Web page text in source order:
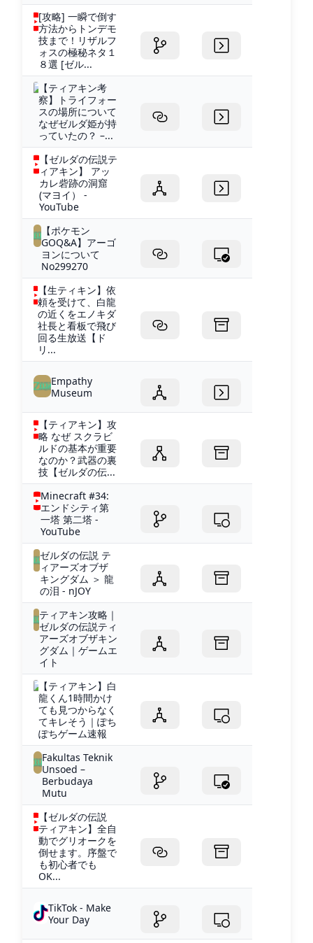
[攻略] 一瞬で倒す
方法からトンデモ
技まで！リザルフ
ォスの極秘ネタ１
８選 [ゼル...
【ティアキン考
察】トライフォー
スの場所について
なぜゼルダ姫が持
っていたの？ –...
【ゼルダの伝説テ
ィアキン】 アッ
カレ砦跡の洞窟
(マヨイ） -
YouTube
【ポケモン
GOQ&A】アーゴ
ヨンについて
No299270
【生ティキン】依
頼を受けて、白龍
の近くをエノキダ
社長と看板で飛び
回る生放送【ド
リ...
Empathy
Museum
【ティアキン】攻
略 なぜ スクラビ
ルドの基本が重要
なのか？武器の裏
技【ゼルダの伝...
Minecraft #34:
エンドシティ第
一塔 第二塔 -
YouTube
ゼルダの伝説 テ
ィアーズオブザ
キングダム ＞ 龍
の泪 - nJOY
ティアキン攻略｜
ゼルダの伝説ティ
アーズオブザキン
グダム｜ゲームエ
イト
【ティアキン】白
龍くん1時間かけ
ても見つからなく
てキレそう｜ぽち
ぽちゲーム速報
Fakultas Teknik
Unsoed –
Berbudaya
Mutu
【ゼルダの伝説
ティアキン】全自
動でグリオークを
倒せます。序盤で
も初心者でも
OK...
TikTok - Make
Your Day